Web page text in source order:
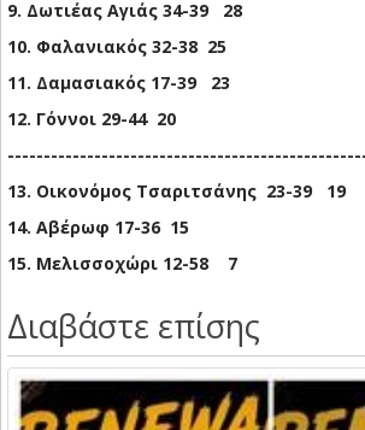
9. Δωτιέας Αγιάς 34-39 28
10. Φαλανιακός 32-38 25
11. Δαμασιακός 17-39 23
12. Γόννοι 29-44 20
13. Οικονόμος Τσαριτσάνης 23-39 19
14. Αβέρωφ 17-36 15
15. Μελισσοχώρι 12-58 7
Διαβάστε επίσης